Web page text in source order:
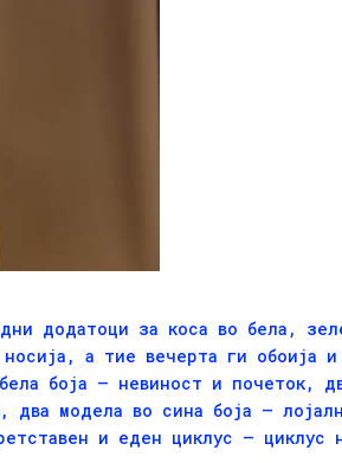
додатоци за коса во бела,
а тие вечерта ги обоија
боја – невиност и почеток,
модела во сина боја –
и еден циклус – циклус